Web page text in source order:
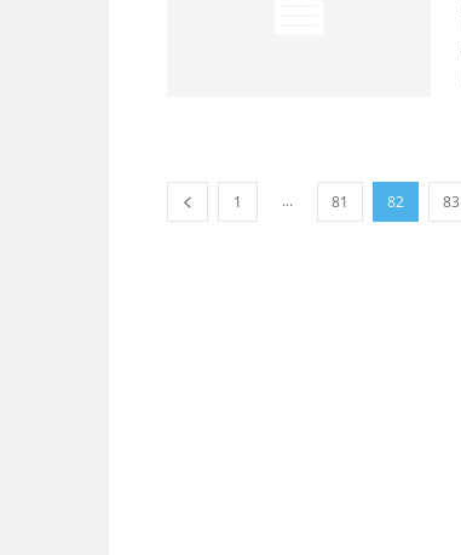
1 ... 81 82 83